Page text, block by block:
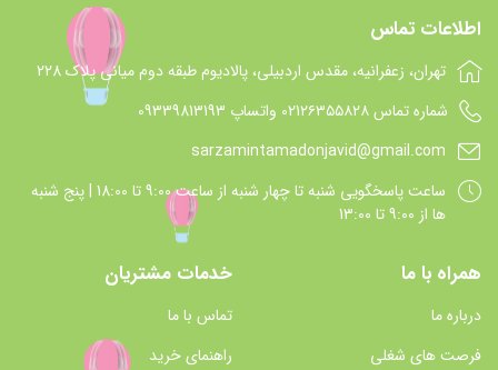
اطلاعات تماس
تهران، زعفرانیه، مقدس اردبیلی، پالادیوم طبقه دوم میانی پلاک 228
شماره تماس 021۲۶۳۵۵۸۲۸ واتساپ 09339813193
sarzamintamadonjavid@gmail.com
ساعت پاسخگويي شنبه تا چهار شنبه از ساعت 9:00 تا 18:00 | پنج شنبه
ها از 9:00 تا 13:00
همراه با ما
درباره ما
فرصت های شغلی
خدمات مشتریان
تماس با ما
راهنمای خرید